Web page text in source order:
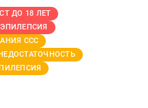
ДО 18 ЛЕТ
ССС